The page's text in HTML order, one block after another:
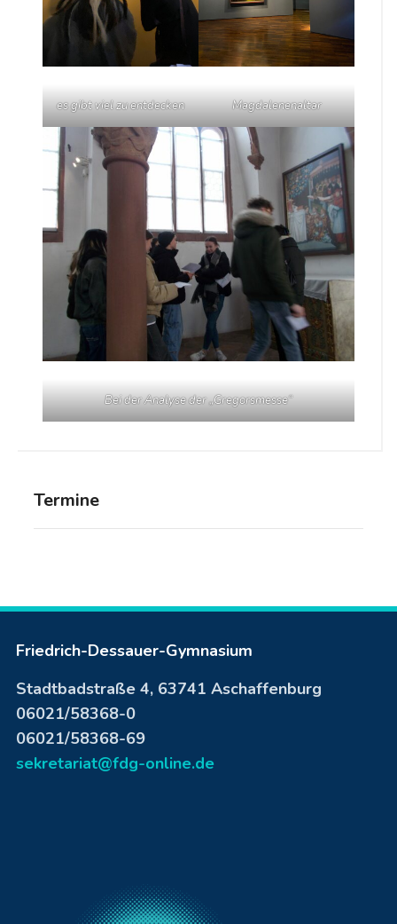
Termine
es gibt viel zu entdecken Magdalenenaltar
Bei der Analyse der „Gregorsmesse“
Friedrich-Dessauer-Gymnasium
Stadtbadstraße 4, 63741 Aschaffenburg
06021/58368-0
06021/58368-69
sekretariat@fdg-online.de